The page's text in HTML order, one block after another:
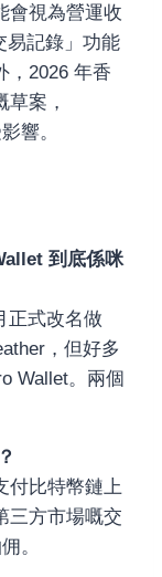
會視為營運收
易記錄」功能
，2026 年香
案，
響。
到底係咪
正式改名做
，但好多
Wallet。兩個
付比特幣鏈上
三方市場嘅交
。